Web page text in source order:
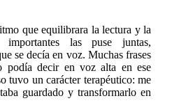
que equilibrara la lectura y la
importantes las puse juntas,
se decía en voz. Muchas frases
podía decir en voz alta en ese
tuvo un carácter terapéutico: me
guardado y transformarlo en